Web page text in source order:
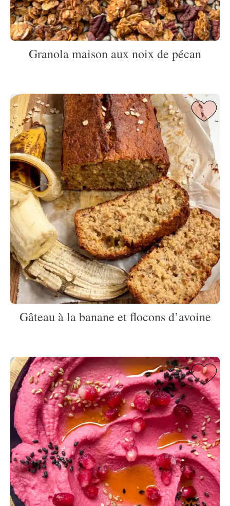
Granola maison aux noix de pécan
Gâteau à la banane et flocons d’avoine